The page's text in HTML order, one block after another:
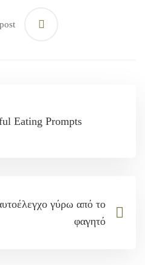
Eating Prompts
γύρω από το
φαγητό